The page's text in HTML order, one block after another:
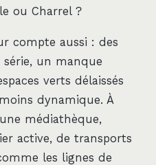
ou Charrel ?
compte aussi : des
série, un manque
verts délaissés
dynamique. À
médiathèque,
active, de transports
les lignes de